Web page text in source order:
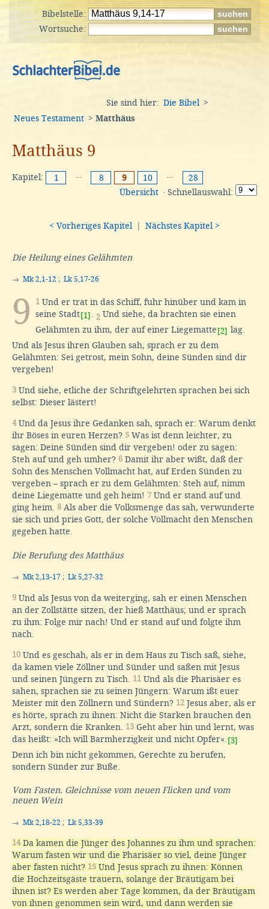
Bibelstelle:
Wortsuche:
Sie sind hier: Die Bibel
>
Neues Testament > Matthäus
Matthäus 9
Kapitel: 1 ··· 8 9 10 ···
28
Übersicht · Schnellauswahl:
< Vorheriges Kapitel Nächstes Kapitel >
Die Heilung eines Gelähmten
→ Mk 2,1-12 ; Lk 5,17-26
9 1 Und er trat in das Schiff, fuhr hinüber und kam in
seine Stadt [1] 2 Und siehe, da brachten sie einen
Gelähmten zu ihm, der auf einer Liegematte [2] lag.
Und als Jesus ihren Glauben sah, sprach er zu dem
Gelähmten: Sei getrost, mein Sohn, deine Sünden sind dir
vergeben!
3 Und siehe, etliche der Schriftgelehrten sprachen bei sich
selbst: Dieser lästert!
4Und da Jesus ihre Gedanken sah, sprach er: Warum denkt
ihr Böses in euren Herzen? 5 Was ist denn leichter, zu
sagen: Deine Sünden sind dir vergeben! oder zu sagen:
Steh auf und geh umher? 6 Damit ihr aber wißt, daß der
Sohn des Menschen Vollmacht hat, auf Erden Sünden zu
vergeben – sprach er zu dem Gelähmten: Steh auf, nimm
deine Liegematte und geh heim! 7 Und er stand auf und
ging heim. 8 Als aber die Volksmenge das sah, verwunderte
sie sich und pries Gott, der solche Vollmacht den Menschen
gegeben hatte.
Die Berufung des Matthäus
→ Mk 2,13-17 ; Lk 5,27-32
9 Und als Jesus von da weiterging, sah er einen Menschen
an der Zollstätte sitzen, der hieß Matthäus; und er sprach
zu ihm: Folge mir nach! Und er stand auf und folgte ihm
nach.
10 Und es geschah, als er in dem Haus zu Tisch saß, siehe,
da kamen viele Zöllner und Sünder und saßen mit Jesus
und seinen Jüngern zu Tisch. 11 Und als die Pharisäer es
sahen, sprachen sie zu seinen Jüngern: Warum ißt euer
Meister mit den Zöllnern und Sündern? 12 Jesus aber, als er
es hörte, sprach zu ihnen: Nicht die Starken brauchen den
Arzt, sondern die Kranken. 13 Geht aber hin und lernt, was
das heißt: »Ich will Barmherzigkeit und nicht Opfer«. [3]
Denn ich bin nicht gekommen, Gerechte zu berufen,
sondern Sünder zur Buße.
Vom Fasten. Gleichnisse vom neuen Flicken und vom
neuen Wein
→ Mk 2,18-22 ; Lk 5,33-39
14Da kamen die Jünger des Johannes zu ihm und sprachen:
Warum fasten wir und die Pharisäer so viel, deine Jünger
aber fasten nicht? 15 Und Jesus sprach zu ihnen: Können
die Hochzeitsgäste trauern, solange der Bräutigam bei
ihnen ist? Es werden aber Tage kommen, da der Bräutigam
von ihnen genommen sein wird, und dann werden sie